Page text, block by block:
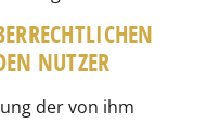
NUTZER
der von ihm